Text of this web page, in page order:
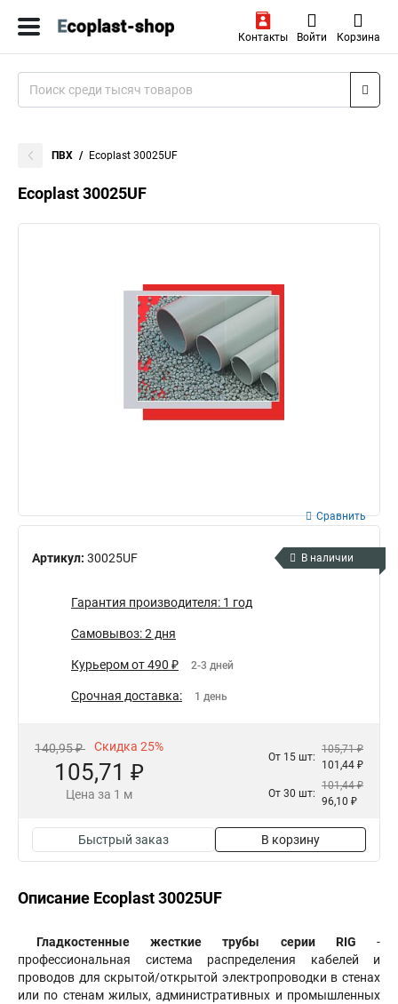
Контакты Войти Корзина
ПВХ Ecoplast 30025UF
Ecoplast 30025UF
Артикул: 30025UF
Сравнить
В наличии
Гарантия производителя: 1 год
Самовывоз: 2 дня
Курьером от 490 ₽ 2-3 дней
Срочная доставка: 1 день
140,95 ₽ Скидка 25%
105,71 ₽
Цена за 1 м
От 15 шт:
105,71 ₽
101,44 ₽
От 30 шт:
101,44 ₽
96,10 ₽
Быстрый заказ В корзину
Описание Ecoplast 30025UF
Гладкостенные жесткие трубы серии RIG -
профессиональная система распределения кабелей и
проводов для скрытой/открытой электропроводки в стенах
или по стенам жилых, административных и промышленных